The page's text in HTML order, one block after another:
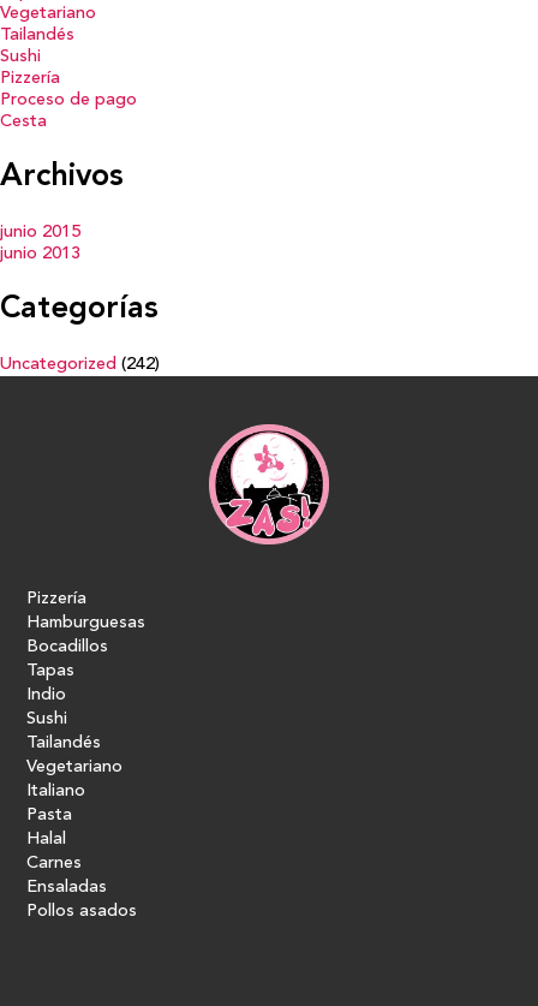
Vegetariano
Tailandés
Sushi
Pizzería
Proceso de pago
Cesta
Archivos
junio 2015
junio 2013
Categorías
Uncategorized (242)
Pizzería
Hamburguesas
Bocadillos
Tapas
Indio
Sushi
Tailandés
Vegetariano
Italiano
Pasta
Halal
Carnes
Ensaladas
Pollos asados